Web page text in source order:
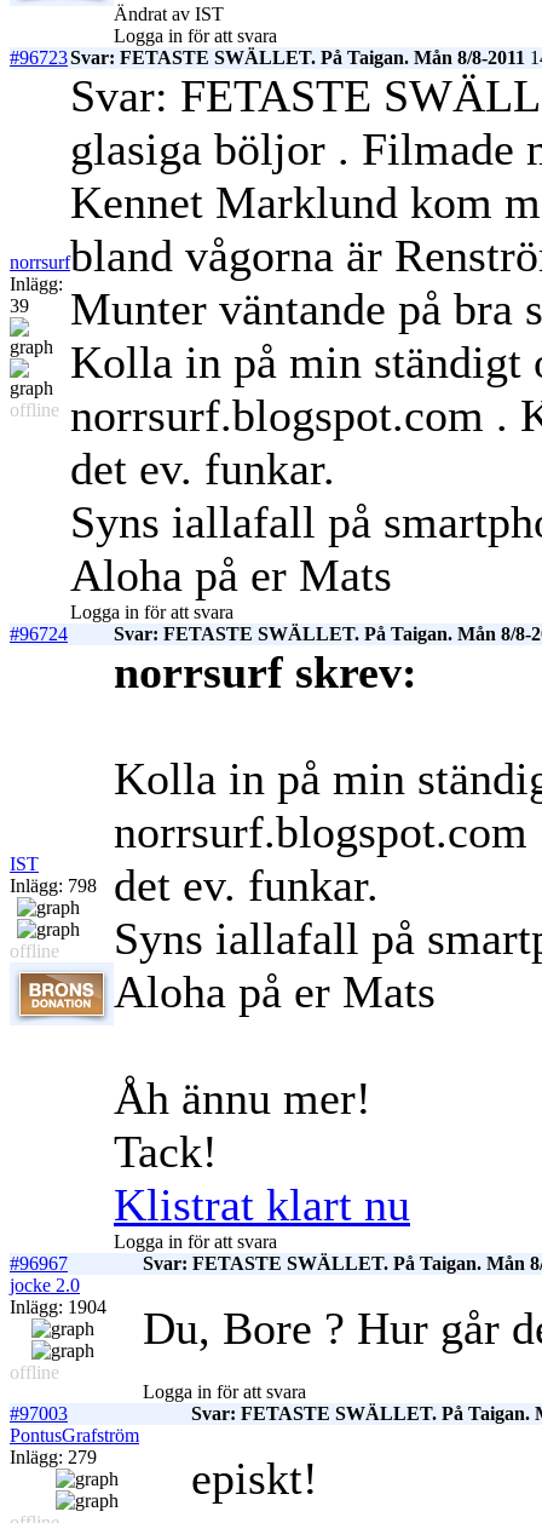
Ändrat av IST
Logga in för att svara
#96723Svar: FETASTE SWÄLLET. På Taigan. Mån 8/8-2011
norrsurf
Inlägg:
39
offline
Svar: FETASTE
glasiga böljor . Filmade
Kennet Marklund kom
bland vågorna är
Munter väntande på bra
Kolla in på min ständigt
norrsurf.blogspot.com .
det ev. funkar.
Syns iallafall på
Aloha på er Mats
Logga in för att svara
#96724
Svar: FETASTE SWÄLLET. På Taigan. Mån 8/8-
IST
Inlägg: 798
offline
norrsurf skrev:
Kolla in på min
det ev. funkar.
Syns iallafall på
Aloha på er Mats
Åh ännu mer!
Tack!
Klistrat klart nu
Logga in för att svara
#96967
Svar: FETASTE SWÄLLET. På Taigan. Mån
jocke 2.0
Inlägg: 1904
offline
Du, Bore ? Hur går
Logga in för att svara
#97003
Svar: FETASTE SWÄLLET. På Taigan.
PontusGrafström
Inlägg: 279
episkt!